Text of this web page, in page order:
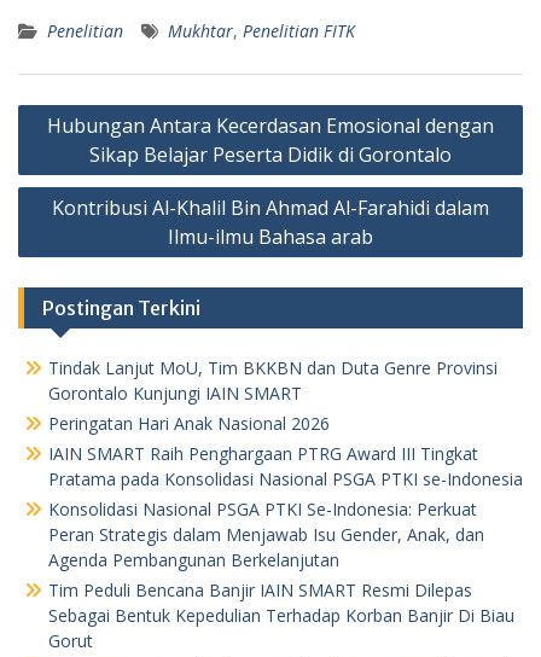
Penelitian Mukhtar, Penelitian FITK
Post
navigation
Hubungan Antara Kecerdasan Emosional dengan
Sikap Belajar Peserta Didik di Gorontalo
Kontribusi Al-Khalil Bin Ahmad Al-Farahidi dalam
Ilmu-ilmu Bahasa arab
Postingan Terkini
Tindak Lanjut MoU, Tim BKKBN dan Duta Genre Provinsi
Gorontalo Kunjungi IAIN SMART
Peringatan Hari Anak Nasional 2026
IAIN SMART Raih Penghargaan PTRG Award III Tingkat
Pratama pada Konsolidasi Nasional PSGA PTKI se-Indonesia
Konsolidasi Nasional PSGA PTKI Se-Indonesia: Perkuat
Peran Strategis dalam Menjawab Isu Gender, Anak, dan
Agenda Pembangunan Berkelanjutan
Tim Peduli Bencana Banjir IAIN SMART Resmi Dilepas
Sebagai Bentuk Kepedulian Terhadap Korban Banjir Di Biau
Gorut